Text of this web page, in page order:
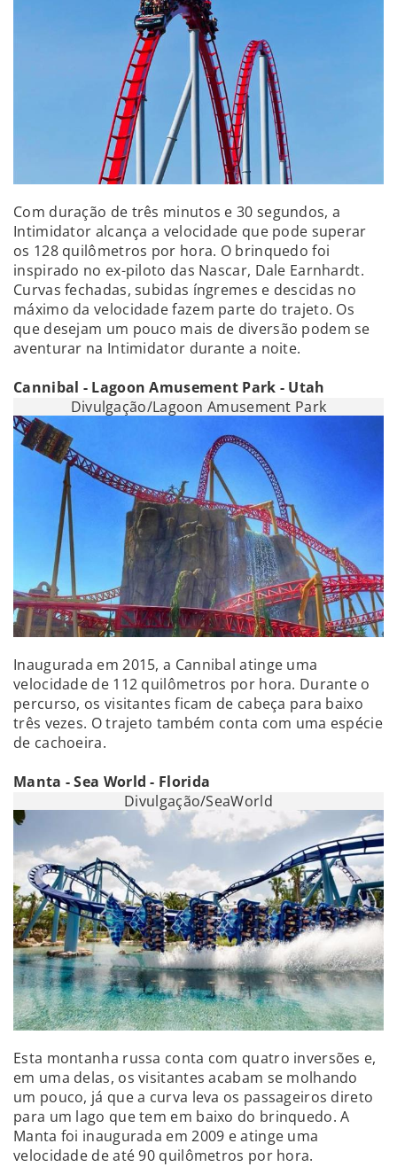
Com duração de três minutos e 30 segundos, a
Intimidator alcança a velocidade que pode superar
os 128 quilômetros por hora. O brinquedo foi
inspirado no ex-piloto das Nascar, Dale Earnhardt.
Curvas fechadas, subidas íngremes e descidas no
máximo da velocidade fazem parte do trajeto. Os
que desejam um pouco mais de diversão podem se
aventurar na Intimidator durante a noite.
Cannibal - Lagoon Amusement Park - Utah
Divulgação/Lagoon Amusement Park
Inaugurada em 2015, a Cannibal atinge uma
velocidade de 112 quilômetros por hora. Durante o
percurso, os visitantes ficam de cabeça para baixo
três vezes. O trajeto também conta com uma espécie
de cachoeira.
Manta - Sea World - Florida
Divulgação/SeaWorld
Esta montanha russa conta com quatro inversões e,
em uma delas, os visitantes acabam se molhando
um pouco, já que a curva leva os passageiros direto
para um lago que tem em baixo do brinquedo. A
Manta foi inaugurada em 2009 e atinge uma
velocidade de até 90 quilômetros por hora.